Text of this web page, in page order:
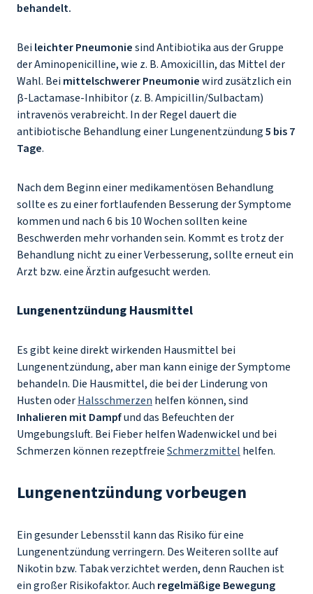
behandelt.
Bei leichter Pneumoniesind Antibiotika aus der Gruppe
der Aminopenicilline, wie z. B. Amoxicillin, das Mittel der
Wahl. Bei mittelschwerer Pneumoniewird zusätzlich ein
β-Lactamase-Inhibitor (z. B. Ampicillin/Sulbactam)
intravenös verabreicht. In der Regel dauert die
antibiotische Behandlung einer Lungenentzündung5 bis 7
Tage.
Nach dem Beginn einer medikamentösen Behandlung
sollte es zu einer fortlaufenden Besserung der Symptome
kommen und nach 6 bis 10 Wochen sollten keine
Beschwerden mehr vorhanden sein. Kommt es trotz der
Behandlung nicht zu einer Verbesserung, sollte erneut ein
Arzt bzw. eine Ärztin aufgesucht werden.
Lungenentzündung Hausmittel
Es gibt keine direkt wirkenden Hausmittel bei
Lungenentzündung, aber man kann einige der Symptome
behandeln. Die Hausmittel, die bei der Linderung von
Husten oderHalsschmerzen helfen können, sind
Inhalieren mit Dampfund das Befeuchten der
Umgebungsluft. Bei Fieber helfen Wadenwickel und bei
Schmerzen können rezeptfreieSchmerzmittel helfen.
Lungenentzündung vorbeugen
Ein gesunder Lebensstil kann das Risiko für eine
Lungenentzündung verringern. Des Weiteren sollte auf
Nikotin bzw. Tabak verzichtet werden, denn Rauchen ist
ein großer Risikofaktor. Auch regelmäßige Bewegung